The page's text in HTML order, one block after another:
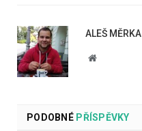
ALEŠ MĚRKA
Website
PODOBNÉPŘÍSPĚVKY